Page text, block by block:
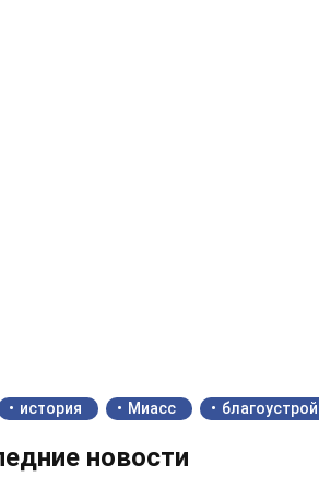
история Миасс
новости